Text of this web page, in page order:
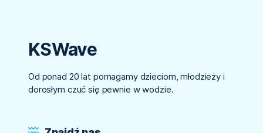
KSWave
Od ponad 20 lat pomagamy dzieciom, młodzieży i
dorosłym czuć się pewnie w wodzie.